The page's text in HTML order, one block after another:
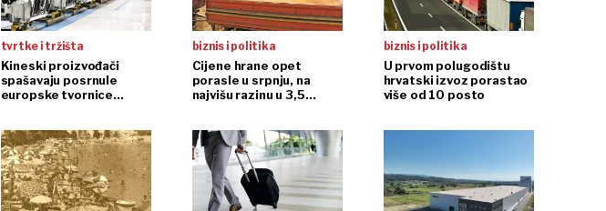
tvrtke i tržišta
Kineski proizvođači
spašavaju posrnule
europske tvornice
biznis i politika
Cijene hrane opet
porasle u srpnju, na
najvišu razinu u 3,5
biznis i politika
U prvom polugodištu
hrvatski izvoz porastao
više od 10 posto